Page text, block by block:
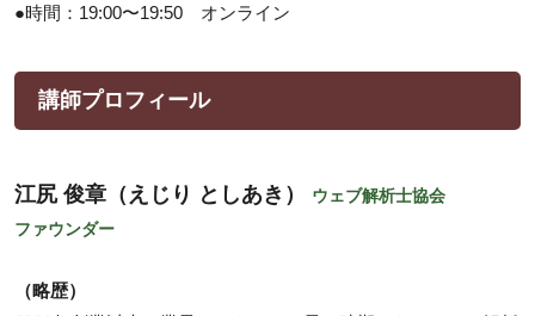
●時間：19:00〜19:50 オンライン
講師プロフィール
江尻 俊章（えじり としあき）
ウェブ解析士協会
ファウンダー
（略歴）